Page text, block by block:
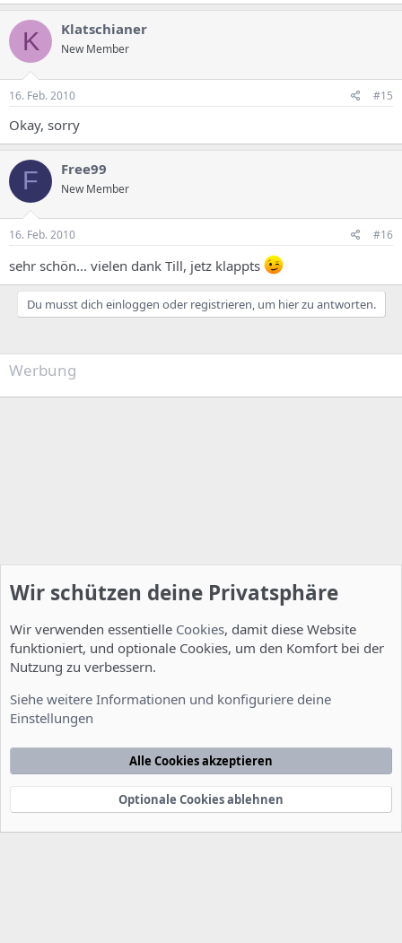
K Klatschianer
New Member
16. Feb. 2010 #15
Okay, sorry
F Free99
New Member
16. Feb. 2010 #16
sehr schön... vielen dank Till, jetz klappts
Du musst dich einloggen oder registrieren, um hier zu antworten.
Werbung
Nutzungsbedingungen Datenschutzerklärung
Startseite
e
Community platform by XenForo® © 2010-2022 XenForo Ltd.
xenDach©2010-2014
Wir schützen deine Privatsphäre
Wir verwenden essentielle Cookies, damit diese Website
funktioniert, und optionale Cookies, um den Komfort bei der
Nutzung zu verbessern.
Siehe weitere Informationen und konfiguriere deine
Einstellungen
Alle Cookies akzeptieren
Optionale Cookies ablehnen